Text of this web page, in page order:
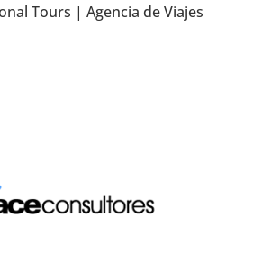
Tours | Agencia de Viajes